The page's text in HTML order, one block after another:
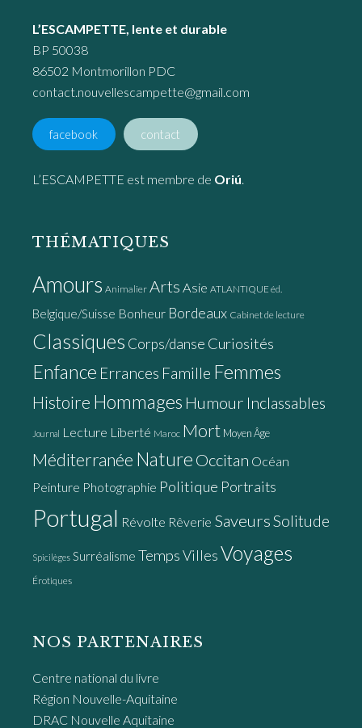
L’ESCAMPETTE, lente et durable
BP 50038
86502 Montmorillon PDC
contact.nouvellescampette@gmail.com
facebook contact
L’ESCAMPETTE est membre de Oriú
THÉMATIQUES
Amours Animalier Arts Asie ATLANTIQUE éd.
Belgique/Suisse Bonheur Bordeaux Cabinet de lecture
Classiques Corps/danse Curiosités
Enfance Errances Famille Femmes
Histoire Hommages Humour Inclassables
Journal Lecture Liberté Maroc Mort Moyen Âge
Méditerranée Nature Occitan Océan
Peinture Photographie Politique Portraits
Portugal Révolte Rêverie Saveurs Solitude
Spicilèges Surréalisme TempsVillesVoyages
Érotiques
NOS PARTENAIRES
Centre national du livre
Région Nouvelle-Aquitaine
DRAC Nouvelle Aquitaine